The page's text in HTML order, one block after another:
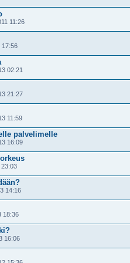
11:26
17:56
02:21
21:27
11:59
palvelimelle
16:09
14:16
18:36
16:06